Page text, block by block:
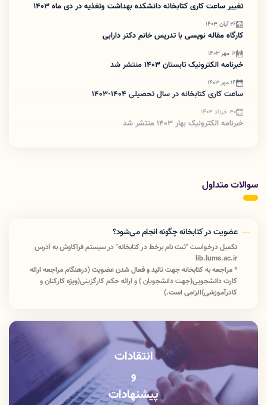
تغییر ساعت کاری کتابخانه دانشکده بهداشت وتغذیه در دی ماه 1403
26 آبان 1403
کارگاه مقاله نویسی با تدریس خانم دکتر دارابی
16 مهر 1403
خبرنامه الکترونیک تابستان 1403 منتشر شد
14 مهر 1403
ساعت کاری کتابخانه در سال تحصیلی 1404-1403
30 خرداد 1403
خبرنامه الکترونیک بهار 1403 منتشر شد
سوالات متداول
عضویت در کتابخانه چگونه انجام می‌شود؟
تکمیل درخواست "ثبت نام برخط در کتابخانه" در سیستم فراکاوش به آدرس
lib.lums.ac.ir
* مراجعه به کتابخانه جهت تائید و فعال شدن عضویت (درهنگام مراجعه ارائه
کارت دانشجویی(جهت دانشجویان ) و ارائه حکم کارگزینی(ویژه کارکنان و
کادرآموزشی)الزامی است.)
انتقادات
و
پیشنهادات